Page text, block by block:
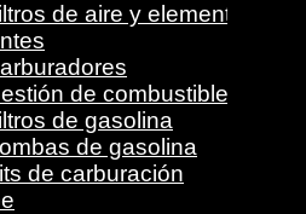
de aire y elementos
de combustible
de gasolina
de gasolina
de carburación